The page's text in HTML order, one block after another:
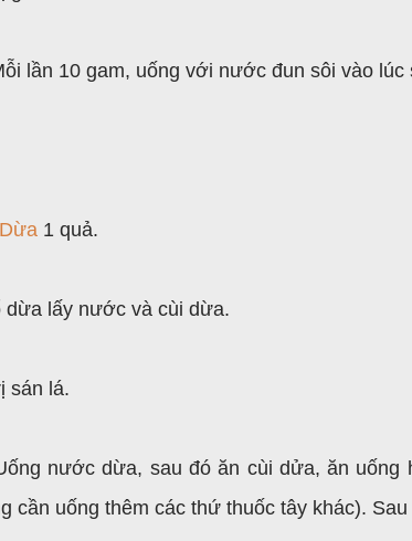
lần 10 gam, uống với nước đun sôi vào lúc
Dừa 1 quả.
dừa lấy nước và cùi dừa.
sán lá.
nước dừa, sau đó ăn cùi dửa, ăn uống
cần uống thêm các thứ thuốc tây khác).